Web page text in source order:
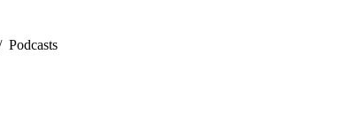
Podcasts